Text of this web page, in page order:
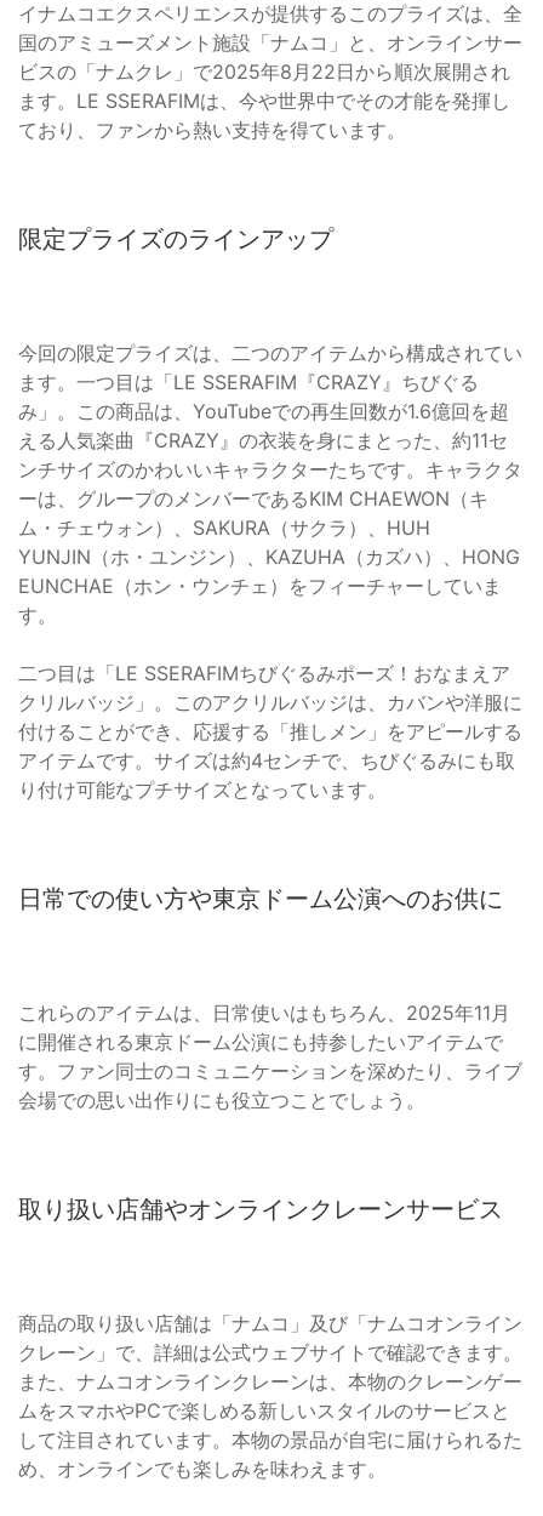
イナムコエクスペリエンスが提供するこのプライズは、全
国のアミューズメント施設「ナムコ」と、オンラインサー
ビスの「ナムクレ」で2025年8月22日から順次展開され
ます。LE SSERAFIMは、今や世界中でその才能を発揮し
ており、ファンから熱い支持を得ています。
限定プライズのラインアップ
今回の限定プライズは、二つのアイテムから構成されてい
ます。一つ目は「LE SSERAFIM『CRAZY』ちびぐる
み」。この商品は、YouTubeでの再生回数が1.6億回を超
える人気楽曲『CRAZY』の衣装を身にまとった、約11セ
ンチサイズのかわいいキャラクターたちです。キャラクタ
ーは、グループのメンバーであるKIM CHAEWON（キ
ム・チェウォン）、SAKURA（サクラ）、HUH
YUNJIN（ホ・ユンジン）、KAZUHA（カズハ）、HONG
EUNCHAE（ホン・ウンチェ）をフィーチャーしていま
す。
二つ目は「LE SSERAFIMちびぐるみポーズ！おなまえア
クリルバッジ」。このアクリルバッジは、カバンや洋服に
付けることができ、応援する「推しメン」をアピールする
アイテムです。サイズは約4センチで、ちびぐるみにも取
り付け可能なプチサイズとなっています。
日常での使い方や東京ドーム公演へのお供に
これらのアイテムは、日常使いはもちろん、2025年11月
に開催される東京ドーム公演にも持参したいアイテムで
す。ファン同士のコミュニケーションを深めたり、ライブ
会場での思い出作りにも役立つことでしょう。
取り扱い店舗やオンラインクレーンサービス
商品の取り扱い店舗は「ナムコ」及び「ナムコオンライン
クレーン」で、詳細は公式ウェブサイトで確認できます。
また、ナムコオンラインクレーンは、本物のクレーンゲー
ムをスマホやPCで楽しめる新しいスタイルのサービスと
して注目されています。本物の景品が自宅に届けられるた
め、オンラインでも楽しみを味わえます。